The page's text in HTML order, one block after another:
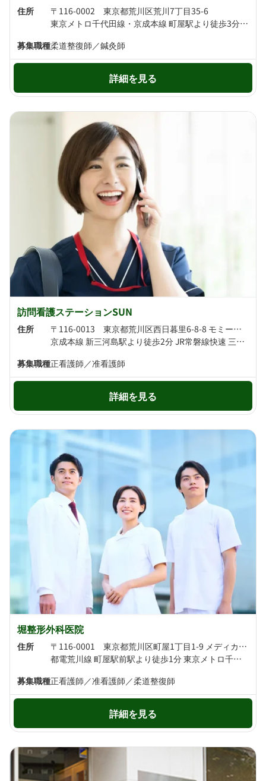
住所
〒116-0002 東京都荒川区荒川7丁目35-6
東京メトロ千代田線・京成本線 町屋駅より徒歩3分 都電荒川線 町屋駅前駅より徒歩3分
募集職種柔道整復師／鍼灸師
詳細を見る
訪問看護ステーションSUN
住所
〒116-0013 東京都荒川区西日暮里6-8-8 モミービル2F
京成本線 新三河島駅より徒歩2分 JR常磐線快速 三河島駅より徒歩7分
募集職種正看護師／准看護師
詳細を見る
堀整形外科医院
住所
〒116-0001 東京都荒川区町屋1丁目1-9 メディカルセンターMedium
都電荒川線 町屋駅前駅より徒歩1分 東京メトロ千代田線・京成本線 町屋駅より徒歩1分
募集職種正看護師／准看護師／柔道整復師
詳細を見る